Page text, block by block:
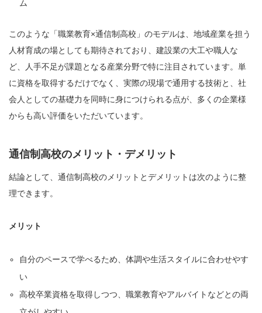
ム
このような「職業教育×通信制高校」のモデルは、地域産業を担う
人材育成の場としても期待されており、建設業の大工や職人な
ど、人手不足が課題となる産業分野で特に注目されています。単
に資格を取得するだけでなく、実際の現場で通用する技術と、社
会人としての基礎力を同時に身につけられる点が、多くの企業様
からも高い評価をいただいています。
通信制高校のメリット・デメリット
結論として、通信制高校のメリットとデメリットは次のように整
理できます。
メリット
自分のペースで学べるため、体調や生活スタイルに合わせやす
い
高校卒業資格を取得しつつ、職業教育やアルバイトなどとの両